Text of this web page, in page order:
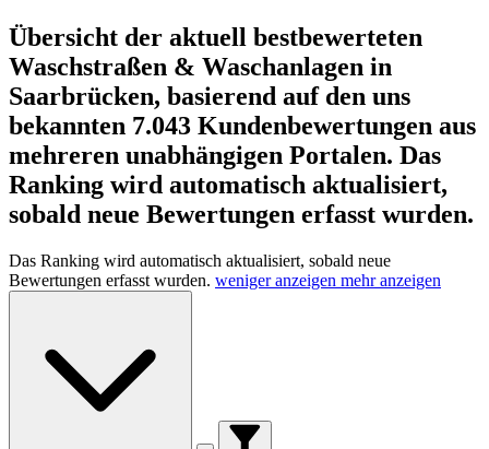
Übersicht der aktuell bestbewerteten
Waschstraßen & Waschanlagen in
Saarbrücken, basierend auf den uns
bekannten 7.043 Kundenbewertungen aus
mehreren unabhängigen Portalen. Das
Ranking wird automatisch aktualisiert,
sobald neue Bewertungen erfasst wurden.
Das Ranking wird automatisch aktualisiert, sobald neue
Bewertungen erfasst wurden. weniger anzeigen mehr anzeigen